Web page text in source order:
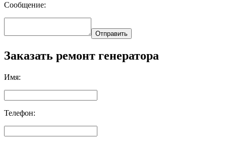
Сообщение:
Отправить
Заказать ремонт генератора
Имя:
Телефон: